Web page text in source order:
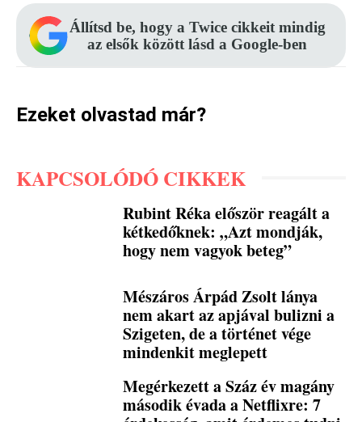
Állítsd be, hogy a Twice cikkeit mindig
az elsők között lásd a Google-ben
Ezeket olvastad már?
KAPCSOLÓDÓ CIKKEK
Rubint Réka először reagált a
kétkedőknek: „Azt mondják,
hogy nem vagyok beteg”
Mészáros Árpád Zsolt lánya
nem akart az apjával bulizni a
Szigeten, de a történet vége
mindenkit meglepett
Megérkezett a Száz év magány
második évada a Netflixre: 7